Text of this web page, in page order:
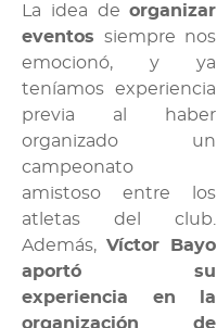
La idea deorganizar
eventos siempre nos
emocionó, y ya
teníamos experiencia
previa al haber
organizado un
campeonato
amistoso entre los
atletas del club.
Además,Víctor Bayo
aportó su
experiencia en la
organización de